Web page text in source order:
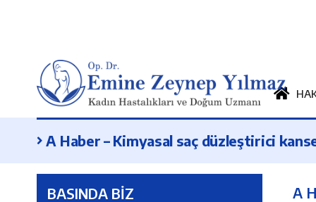
A Haber – Kimyasal saç düzleştirici
BASINDA BİZ A